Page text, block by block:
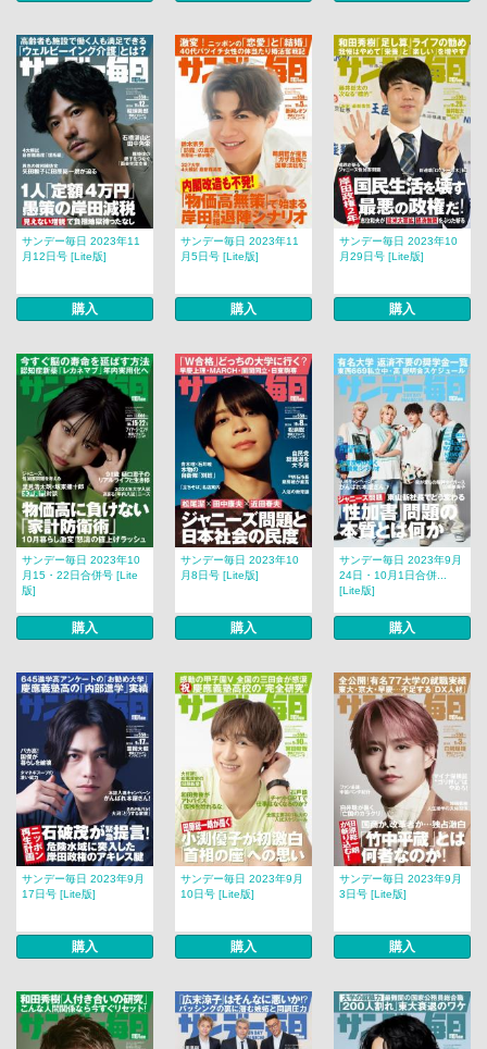
サンデー毎日 2023年11
月12日号 [Lite版]
購入
サンデー毎日 2023年11
月5日号 [Lite版]
購入
サンデー毎日 2023年10
月29日号 [Lite版]
購入
サンデー毎日 2023年10
月15・22日合併号 [Lite
版]
購入
サンデー毎日 2023年10
月8日号 [Lite版]
購入
サンデー毎日 2023年9月
24日・10月1日合併...
[Lite版]
購入
サンデー毎日 2023年9月
17日号 [Lite版]
購入
サンデー毎日 2023年9月
10日号 [Lite版]
購入
サンデー毎日 2023年9月
3日号 [Lite版]
購入